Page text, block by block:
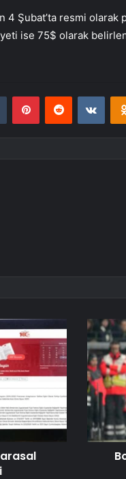
4 Şubat’ta resmi
ise 75$ olarak
Tumblr PinterestReddit